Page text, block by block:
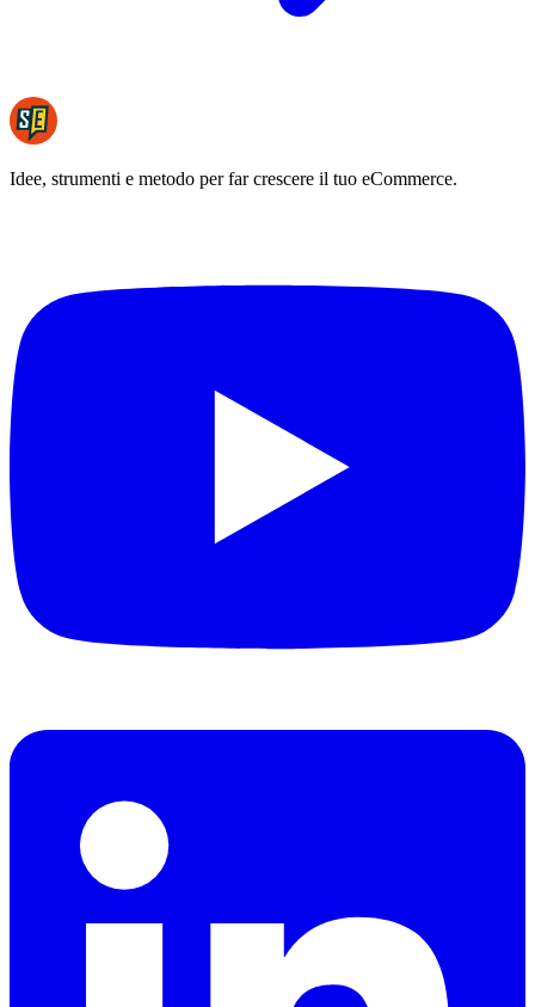
Idee, strumenti e metodo per far crescere il tuo eCommerce.